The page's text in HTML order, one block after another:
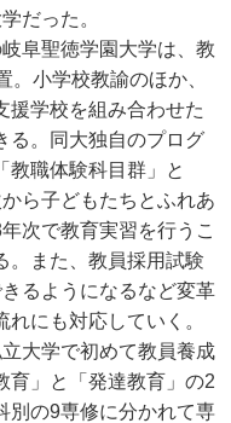
だった。
阜聖徳学園大学は、教
小学校教諭のほか、
援学校を組み合わせた
る。同大独自のプログ
教職体験科目群」と
ら子どもたちとふれあ
次で教育実習を行うこ
。また、教員採用試験
るようになるなど変革
にも対応していく。
大学で初めて教員養成
育」と「発達教育」の2
別の9専修に分かれて専